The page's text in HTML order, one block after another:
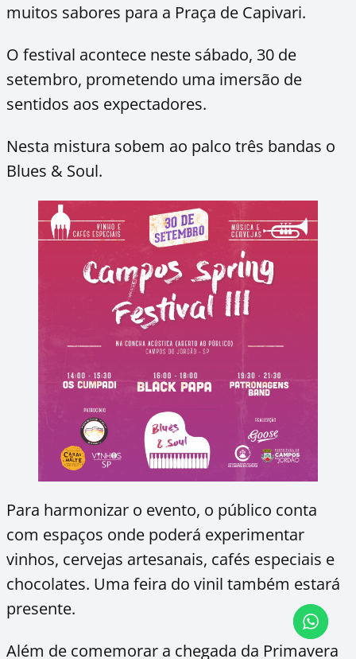
muitos sabores para a Praça de Capivari.
O festival acontece neste sábado, 30 de
setembro, prometendo uma imersão de
sentidos aos expectadores.
Nesta mistura sobem ao palco três bandas o
Blues & Soul.
Para harmonizar o evento, o público conta
com espaços onde poderá experimentar
vinhos, cervejas artesanais, cafés especiais e
chocolates. Uma feira do vinil também estará
presente.
Além de comemorar a chegada da Primavera